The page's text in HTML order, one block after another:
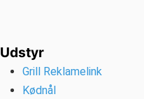
Udstyr
Grill Reklamelink
Kødnål